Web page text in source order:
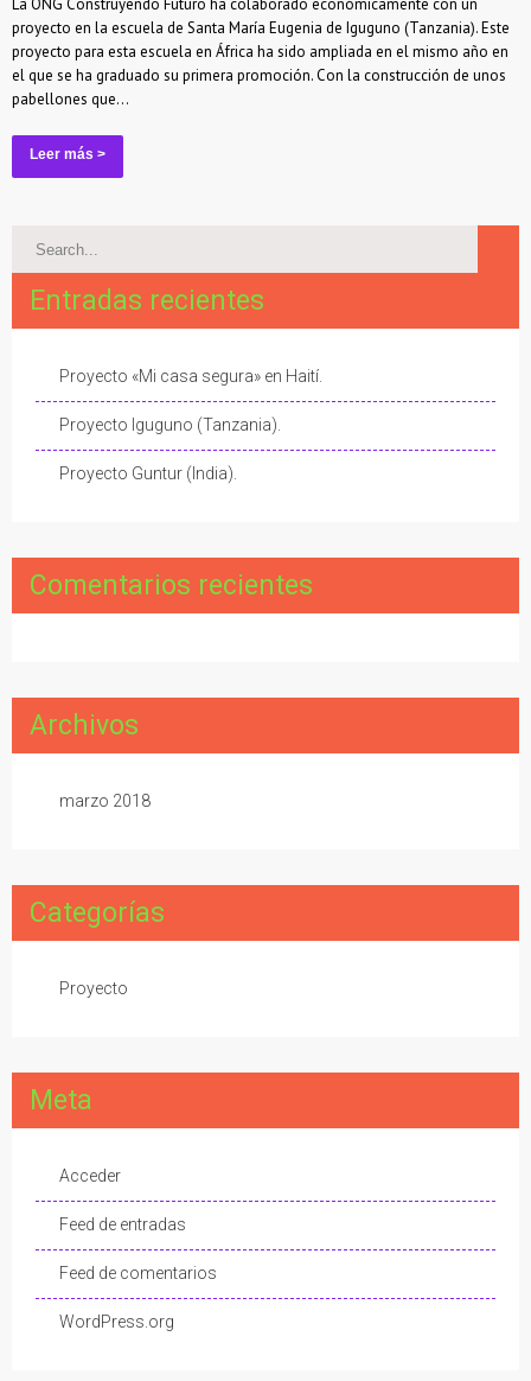
La ONG Construyendo Futuro ha colaborado económicamente con un
proyecto en la escuela de Santa María Eugenia de Iguguno (Tanzania). Este
proyecto para esta escuela en África ha sido ampliada en el mismo año en
el que se ha graduado su primera promoción. Con la construcción de unos
pabellones que...
Leer más >
Entradas recientes
Proyecto «Mi casa segura» en Haití.
Proyecto Iguguno (Tanzania).
Proyecto Guntur (India).
Comentarios recientes
Archivos
marzo 2018
Categorías
Proyecto
Meta
Acceder
Feed de entradas
Feed de comentarios
WordPress.org